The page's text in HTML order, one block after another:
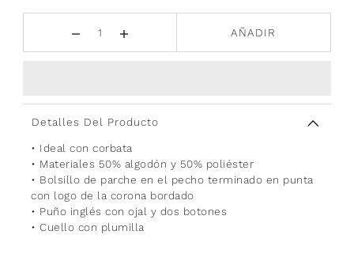
AÑADIR
Detalles Del Producto
• Ideal con corbata
• Materiales 50% algodón y 50% poliéster
• Bolsillo de parche en el pecho terminado en punta
con logo de la corona bordado
• Puño inglés con ojal y dos botones
• Cuello con plumilla